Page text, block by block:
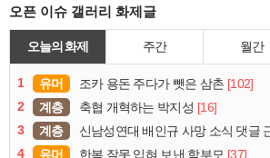
오픈 이슈 갤러리 화제글
오늘의 화제 주간 월간
1 유머 조카 용돈 주다가 뺏은 삼촌 [102]
2
계층 축협 개혁하는 박지성 [16]
3
계층 신남성연대 배인규 사망 소식 댓글
4
유머 한복 잘못 입혀 보낸 학부모 [37]